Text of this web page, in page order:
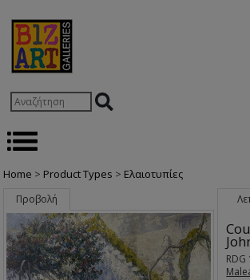
Home > Product Types > Ελαιοτυπίες
Προβολή
RDG